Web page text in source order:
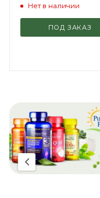
Нет в наличии
ПОД ЗАКАЗ